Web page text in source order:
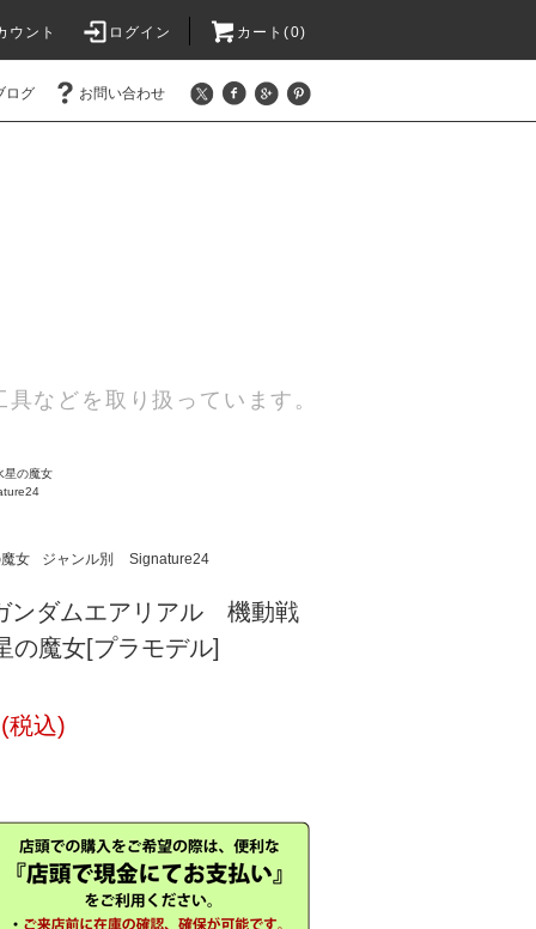
ウント ログイン カート(0)
ログ お問い合わせ
などを取り扱っています。
星の魔女
女 ジャンル別 Signature24
ンダムエアリアル 機動戦
の魔女[プラモデル]
税込)